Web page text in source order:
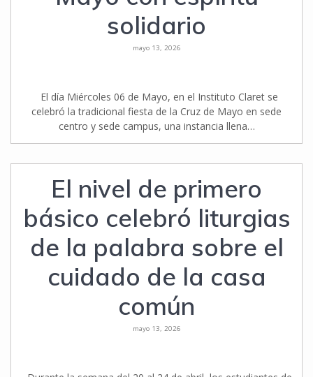
solidario
mayo 13, 2026
El día Miércoles 06 de Mayo, en el Instituto Claret se
celebró la tradicional fiesta de la Cruz de Mayo en sede
centro y sede campus, una instancia llena…
El nivel de primero
básico celebró liturgias
de la palabra sobre el
cuidado de la casa
común
mayo 13, 2026